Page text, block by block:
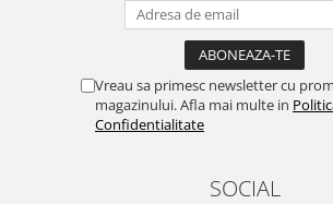
Vreau sa primesc newsletter cu
magazinului. Afla mai multe in
Confidentialitate
SOCIAL